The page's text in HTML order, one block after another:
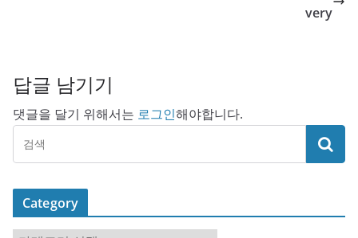
very
답글 남기기
댓글을 달기 위해서는 로그인해야합니다.
Category